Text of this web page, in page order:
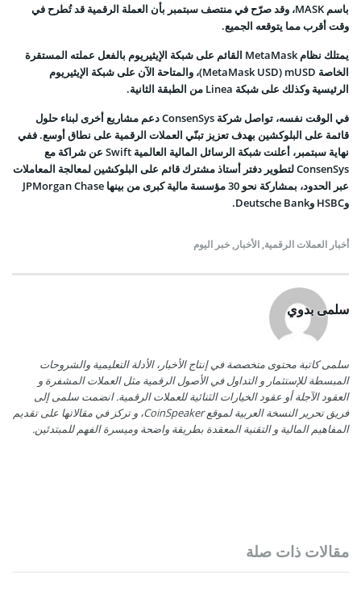
باسم MASK، وقد صرّح في منتصف سبتمبر بأن العملة الرقمية قد تُطرح في
وقت أقرب مما يتوقعه الجميع.
يمتلك نظام MetaMask القائم على شبكة الإيثيريوم بالفعل عملته المستقرة
الخاصة MetaMask USD) mUSD)، والمتاحة الآن على شبكة الإيثيريوم
الرئيسية وكذلك على شبكة Linea من الطبقة الثانية.
في الوقت نفسه، تواصل شركة ConsenSys دعم مشاريع أخرى لبناء حلول
قائمة على البلوكشين بهدف تعزيز تبنّي العملات الرقمية على نطاق أوسع. ففي
نهاية سبتمبر، أعلنت شبكة الرسائل المالية العالمية Swift عن شراكة مع
ConsenSys لتطوير دفتر أستاذ مشترك قائم على البلوكشين لمعالجة المعاملات
عبر الحدود، بمشاركة نحو 30 مؤسسة مالية كبرى من بينها JPMorgan Chase
وHSBC وDeutsche Bank.
أخبار العملات الرقمية, الأخبار, خبر اليوم
سلمى بدوي
سلمى كاتبة محتوى متخصصة في إنتاج الأخبار، الأدلة التعليمية والشروحات
المبسطة للإستثمار و التداول في الأصول الرقمية مثل العملات المشفرة و
العقود الآجلة أو عقود الخيارات الثنائية للعملات الرقمية. انضمت سلمى إلى
فريق تحرير النسخة العربية لموقع CoinSpeaker، و تركز في مقالاتها على تقديم
المفاهيم المالية و التقنية المعقدة بطريقة واضحة وميسرة الفهم للمبتدئين.
مقالات ذات صلة